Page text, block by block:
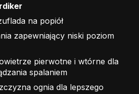
na popiół
zapewniający niski poziom
pierwotne i wtórne dla
spalaniem
ognia dla lepszego